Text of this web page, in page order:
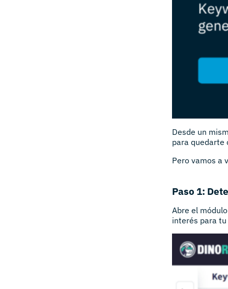
Desde un
para quedarte
Pero vamos a
Paso 1:
Abre el
interés para